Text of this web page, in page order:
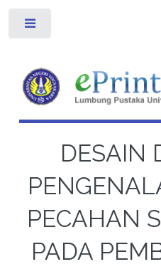
DESAIN
PECAHAN
PADA